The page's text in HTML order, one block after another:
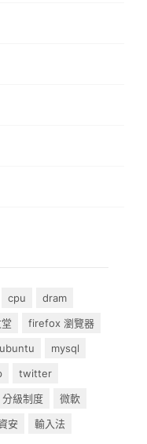
cpu
dram
firefox 瀏覽器
mysql
twitter
分級制度
微軟
安 輸入法